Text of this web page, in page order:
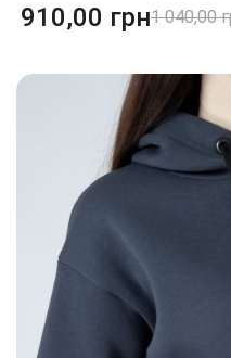
910,00 грн1 040,00